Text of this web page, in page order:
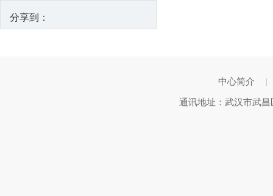
分享到：
中心简介
通讯地址：武汉市武